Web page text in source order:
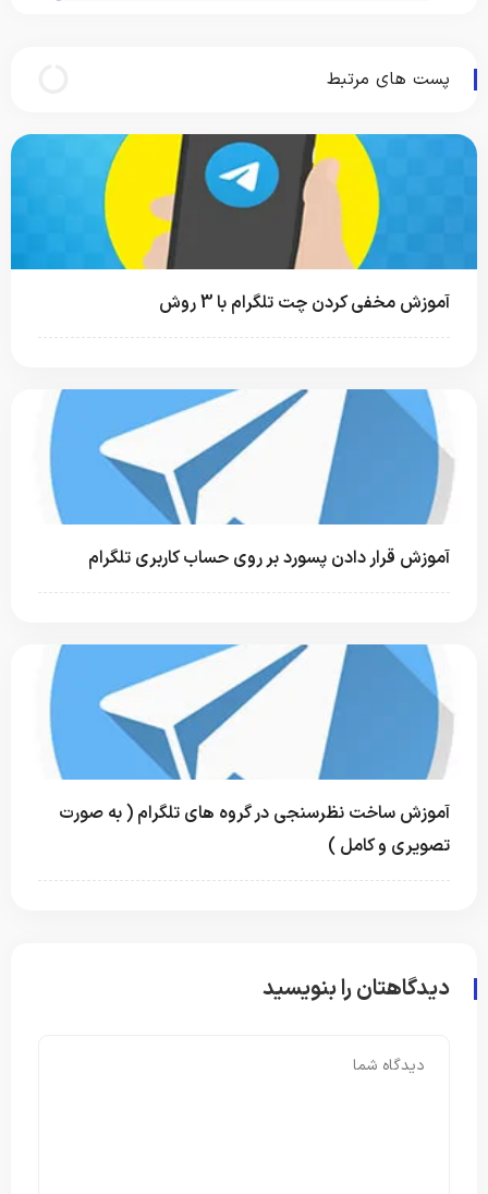
پست های مرتبط
آموزش مخفی کردن چت تلگرام با 3 روش
آموزش قرار دادن پسورد بر روی حساب کاربری تلگرام
آموزش ساخت نظرسنجی در گروه های تلگرام ( به صورت
تصویری و کامل )
دیدگاهتان را بنویسید